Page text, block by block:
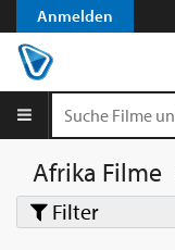
Anmelden
Afrika Filme
Filter